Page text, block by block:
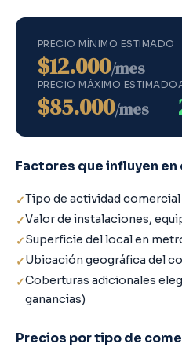
PRECIO MÍNIMO ESTIMADO
$12.000/mes
PRECIO MÁXIMO ESTIMADO
$85.000/mes
Factores que influyen
Tipo de actividad
Valor de instalaciones,
Superficie del local en
Ubicación geográfica del
Coberturas adicionales
ganancias)
Precios por tipo de